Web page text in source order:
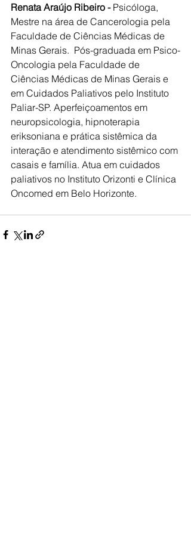
Renata Araújo Ribeiro - Psicóloga,
Mestre na área de Cancerologia pela
Faculdade de Ciências Médicas de
Minas Gerais.  Pós-graduada em Psico-
Oncologia pela Faculdade de
Ciências Médicas de Minas Gerais e
em Cuidados Paliativos pelo Instituto
Paliar-SP. Aperfeiçoamentos em
neuropsicologia, hipnoterapia
eriksoniana e prática sistêmica da
interação e atendimento sistêmico com
casais e família. Atua em cuidados
paliativos no Instituto Orizonti e Clínica
Oncomed em Belo Horizonte.